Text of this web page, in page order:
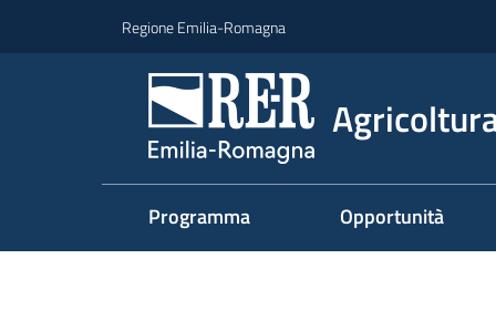
Regione Emilia-Romagna
Programma Opportunità